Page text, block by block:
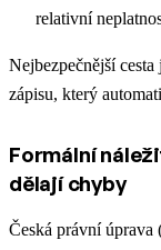
relativní
Nejbezpečnější
zápisu, který
Formální
dělají chyby
Česká právní úprava